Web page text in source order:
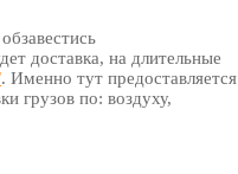
доставка, на длительные
. Именно тут предоставляется
грузов по: воздуху,